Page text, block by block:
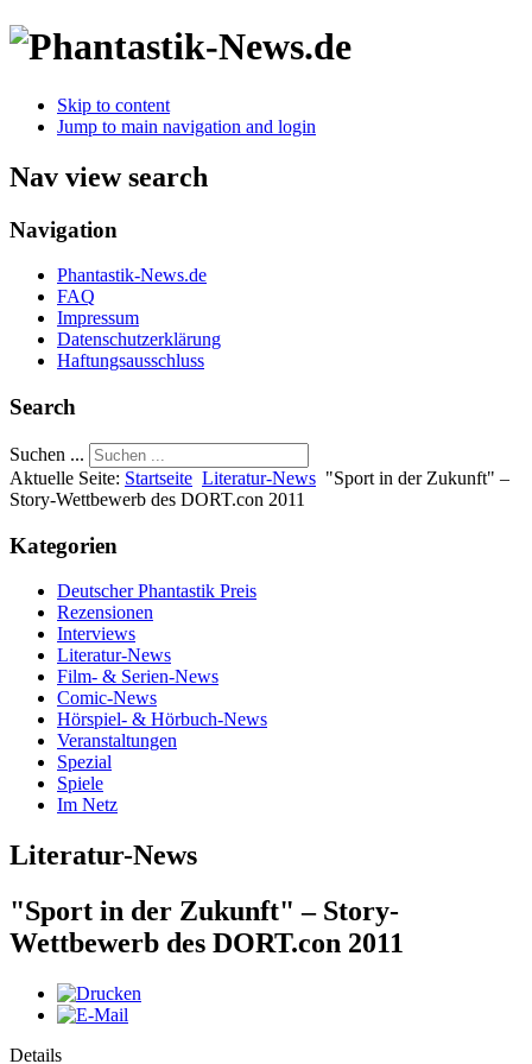
Skip to content
Jump to main navigation and login
Nav view search
Navigation
Phantastik-News.de
FAQ
Impressum
Datenschutzerklärung
Haftungsausschluss
Search
Suchen ...
Aktuelle Seite: Startseite Literatur-News "Sport in der Zukunft" –
Story-Wettbewerb des DORT.con 2011
Kategorien
Deutscher Phantastik Preis
Rezensionen
Interviews
Literatur-News
Film- & Serien-News
Comic-News
Hörspiel- & Hörbuch-News
Veranstaltungen
Spezial
Spiele
Im Netz
Literatur-News
"Sport in der Zukunft" – Story-
Wettbewerb des DORT.con 2011
Details